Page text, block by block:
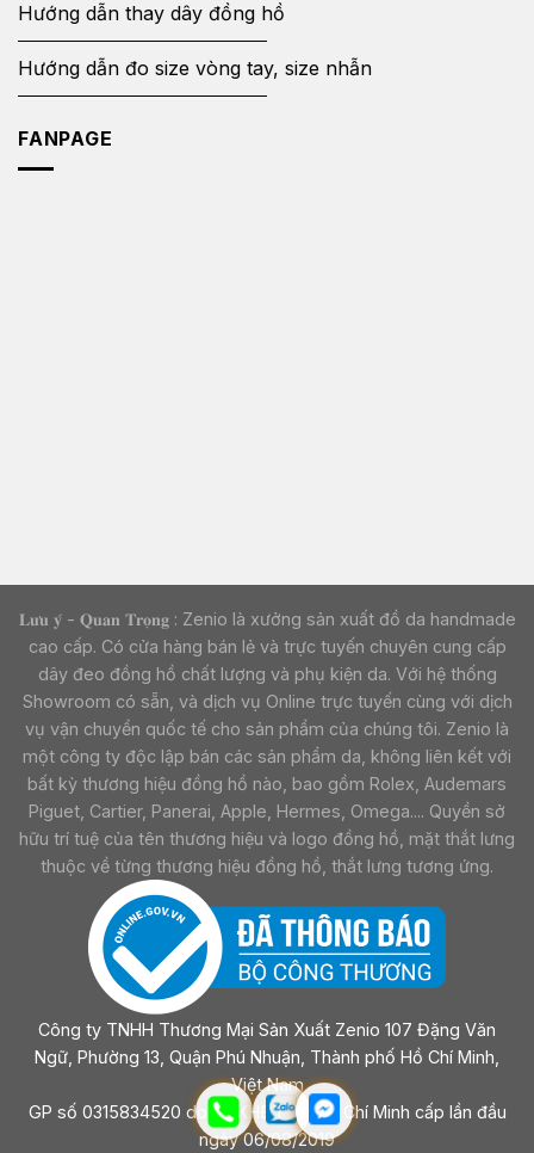
Hướng dẫn thay dây đồng hồ
Hướng dẫn đo size vòng tay, size nhẫn
FANPAGE
𝐋𝐮̛𝐮 𝐲́ - 𝐐𝐮𝐚𝐧 𝐓𝐫𝐨̣𝐧𝐠 : Zenio là xưởng sản xuất đồ da handmade
cao cấp. Có cửa hàng bán lẻ và trực tuyến chuyên cung cấp
dây đeo đồng hồ chất lượng và phụ kiện da. Với hệ thống
Showroom có sẵn, và dịch vụ Online trực tuyến cùng với dịch
vụ vận chuyển quốc tế cho sản phẩm của chúng tôi. Zenio là
một công ty độc lập bán các sản phẩm da, không liên kết với
bất kỳ thương hiệu đồng hồ nào, bao gồm Rolex, Audemars
Piguet, Cartier, Panerai, Apple, Hermes, Omega.... Quyền sở
hữu trí tuệ của tên thương hiệu và logo đồng hồ, mặt thắt lưng
thuộc về từng thương hiệu đồng hồ, thắt lưng tương ứng.
Công ty TNHH Thương Mại Sản Xuất Zenio 107 Đặng Văn
Ngữ, Phường 13, Quận Phú Nhuận, Thành phố Hồ Chí Minh,
Việt Nam
GP số 0315834520 do sở KHĐT Tp Hồ Chí Minh cấp lần đầu
ngày 06/08/2019